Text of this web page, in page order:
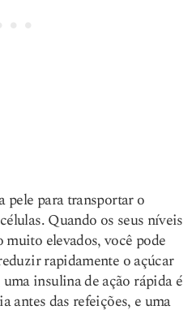
pele para transportar o
Quando os seus níveis
muito elevados, você pode
rapidamente o açúcar
insulina de ação rápida é
antes das refeições, e uma